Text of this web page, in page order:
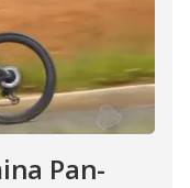
Pan-